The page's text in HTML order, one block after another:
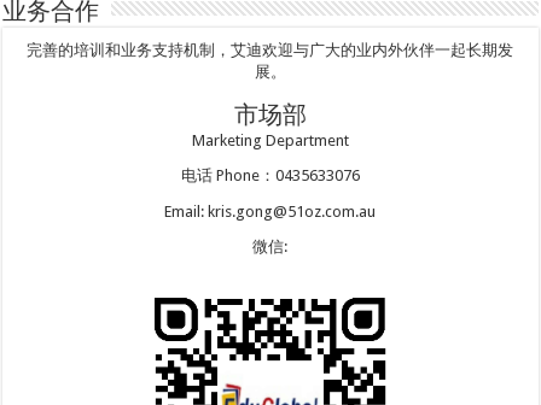
业务合作
完善的培训和业务支持机制，艾迪欢迎与广大的业内外伙伴一起长期发
展。
市场部
Marketing Department
电话 Phone：0435633076
Email: kris.gong@51oz.com.au
微信: